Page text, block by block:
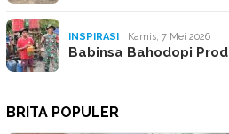
INSPIRASI Kamis, 7 Mei 2026
Babinsa Bahodopi
BRITA POPULER